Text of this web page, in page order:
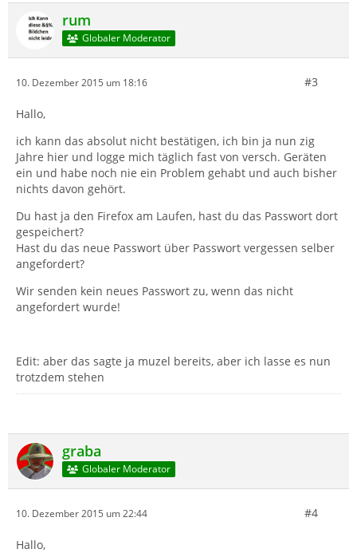
rum
Globaler Moderator
10. Dezember 2015 um 18:16 #3
Hallo,
ich kann das absolut nicht bestätigen, ich bin ja nun zig
Jahre hier und logge mich täglich fast von versch. Geräten
ein und habe noch nie ein Problem gehabt und auch bisher
nichts davon gehört.
Du hast ja den Firefox am Laufen, hast du das Passwort dort
gespeichert?
Hast du das neue Passwort über Passwort vergessen selber
angefordert?
Wir senden kein neues Passwort zu, wenn das nicht
angefordert wurde!
Edit: aber das sagte ja muzel bereits, aber ich lasse es nun
trotzdem stehen
graba
Globaler Moderator
10. Dezember 2015 um 22:44 #4
Hallo,